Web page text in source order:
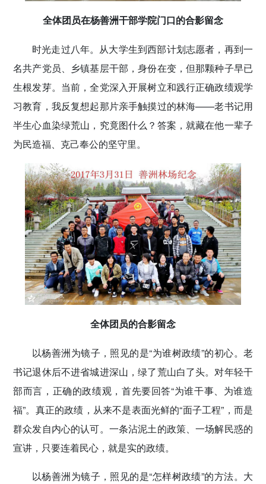
全体团员在杨善洲干部学院门口的合影留念
时光走过八年。从大学生到西部计划志愿者，再到一
名共产党员、乡镇基层干部，身份在变，但那颗种子早已
生根发芽。当前，全党深入开展树立和践行正确政绩观学
习教育，我反复想起那片亲手触摸过的林海——老书记用
半生心血染绿荒山，究竟图什么？答案，就藏在他一辈子
为民造福、克己奉公的坚守里。
全体团员的合影留念
以杨善洲为镜子，照见的是“为谁树政绩”的初心。老
书记退休后不进省城进深山，绿了荒山白了头。对年轻干
部而言，正确的政绩观，首先要回答“为谁干事、为谁造
福”。真正的政绩，从来不是表面光鲜的“面子工程”，而是
群众发自内心的认可。一条沾泥土的政策、一场解民惑的
宣讲，只要连着民心，就是实的政绩。
以杨善洲为镜子，照见的是“怎样树政绩”的方法。大